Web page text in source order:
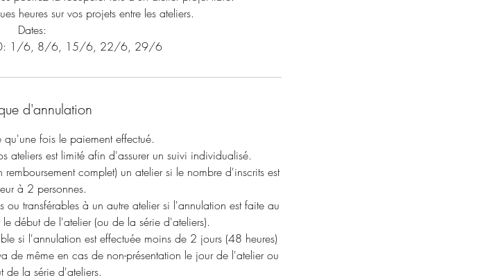
heures sur vos projets entre les ateliers.
Dates:
d'annulation
qu'une fois le paiement effectué.
ateliers est limité afin d'assurer un suivi individualisé.
complet) un atelier si le nombre d'inscrits est
à 2 personnes.
transférables à un autre atelier si l'annulation est faite au
début de l'atelier (ou de la série d'ateliers).
si l'annulation est effectuée moins de 2 jours (48 heures)
de même en cas de non-présentation le jour de l'atelier ou
de la série d'ateliers.